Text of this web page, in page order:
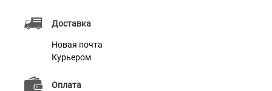
Доставка
Новая почта
Курьером
Оплата
Характеристики
Материал